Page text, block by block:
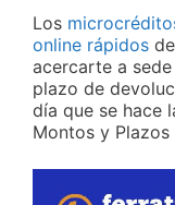
Los
online rápidos
acercarte a
plazo de
día que se hace
Montos y